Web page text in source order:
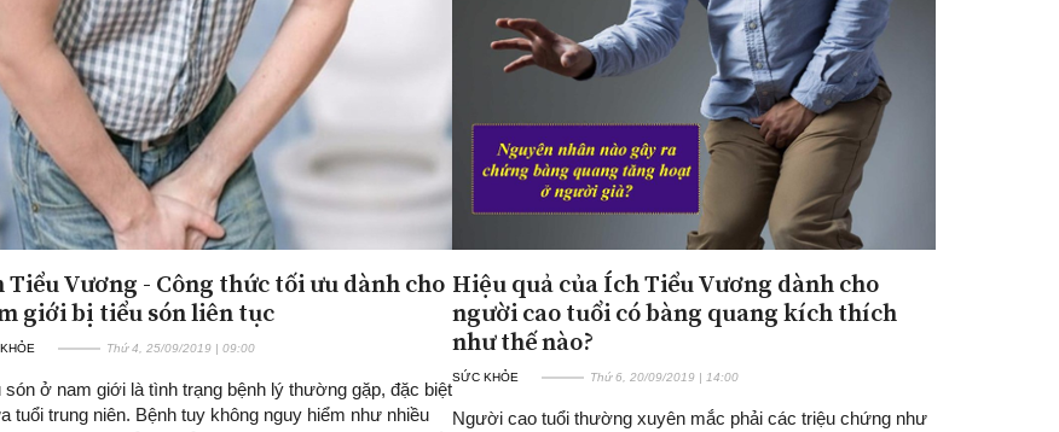
Tiểu Vương - Công thức tối ưu dành cho
giới bị tiểu són liên tục
Thứ 4, 25/09/2019 | 09:00
són ở nam giới là tình trạng bệnh lý thường gặp, đặc biệt
tuổi trung niên. Bệnh tuy không nguy hiểm như nhiều
Hiệu quả của Ích Tiểu Vương dành cho
người cao tuổi có bàng quang kích thích
như thế nào?
SỨC KHỎE Thứ 6, 20/09/2019 | 14:00
Người cao tuổi thường xuyên mắc phải các triệu chứng như